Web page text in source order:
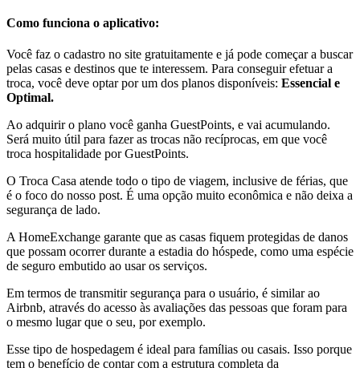
Como funciona o aplicativo:
Você faz o cadastro no site gratuitamente e já pode começar a buscar
pelas casas e destinos que te interessem. Para conseguir efetuar a
troca, você deve optar por um dos planos disponíveis: Essencial e
Optimal.
Ao adquirir o plano você ganha GuestPoints, e vai acumulando.
Será muito útil para fazer as trocas não recíprocas, em que você
troca hospitalidade por GuestPoints.
O Troca Casa atende todo o tipo de viagem, inclusive de férias, que
é o foco do nosso post. É uma opção muito econômica e não deixa a
segurança de lado.
A HomeExchange garante que as casas fiquem protegidas de danos
que possam ocorrer durante a estadia do hóspede, como uma espécie
de seguro embutido ao usar os serviços.
Em termos de transmitir segurança para o usuário, é similar ao
Airbnb, através do acesso às avaliações das pessoas que foram para
o mesmo lugar que o seu, por exemplo.
Esse tipo de hospedagem é ideal para famílias ou casais. Isso porque
tem o benefício de contar com a estrutura completa da